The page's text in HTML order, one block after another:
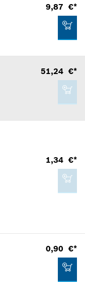
9,87 €*
51,24 €*
1,34 €*
0,90 €*